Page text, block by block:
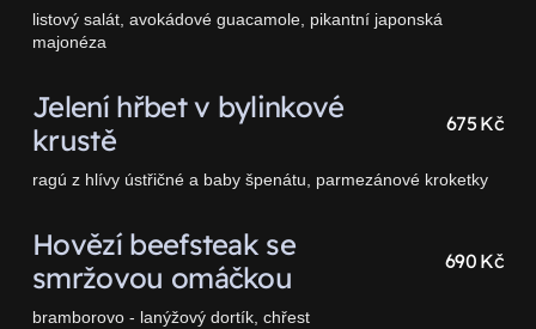
listový salát, avokádové guacamole, pikantní japonská
majonéza
Jelení hřbet v bylinkové
krustě
675 Kč
ragú z hlívy ústřičné a baby špenátu, parmezánové kroketky
Hovězí beefsteak se
smržovou omáčkou
690 Kč
bramborovo - lanýžový dortík, chřest